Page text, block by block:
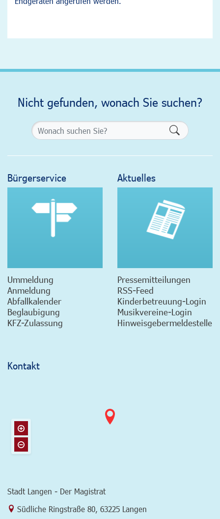
Nicht gefunden, wonach Sie suchen?
Bürgerservice
Ummeldung
Anmeldung
Abfallkalender
Beglaubigung
KFZ-Zulassung
Aktuelles
Pressemitteilungen
RSS-Feed
Kinderbetreuung-Login
Musikvereine-Login
Hinweisgebermeldestelle
Kontakt
Stadt Langen - Der Magistrat
Link zur Google-Maps Navigation
Südliche Ringstraße 80 63225 Langen